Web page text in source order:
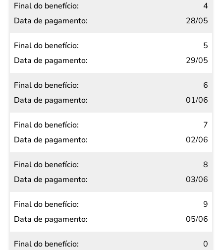
4
28/05
5
29/05
6
01/06
7
02/06
8
03/06
9
05/06
0